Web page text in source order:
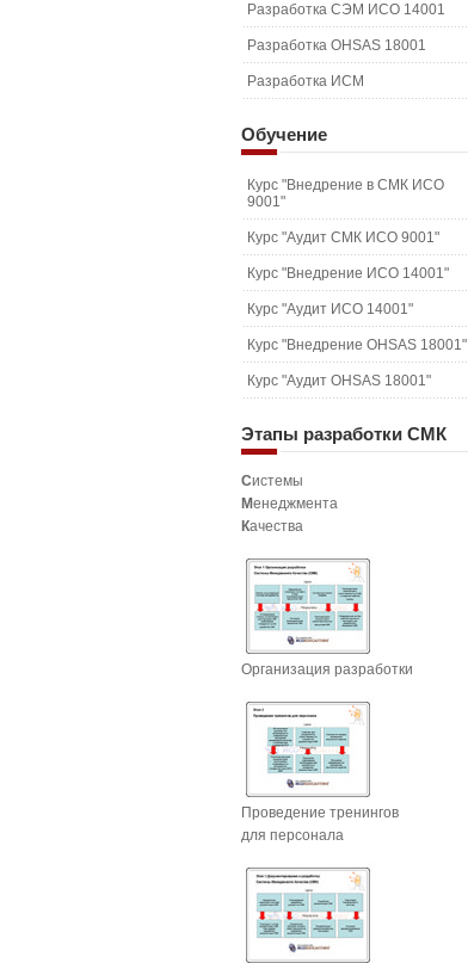
Разработка СЭМ ИСО 14001
Разработка OHSAS 18001
Разработка ИСМ
Обучение
Курс "Внедрение в СМК ИСО
9001"
Курс "Аудит СМК ИСО 9001"
Курс "Внедрение ИСО 14001"
Курс "Аудит ИСО 14001"
Курс "Внедрение OHSAS 18001"
Курс "Аудит OHSAS 18001"
Этапы разработки СМК
Системы
Менеджмента
Качества
Организация разработки
Проведение тренингов
для персонала